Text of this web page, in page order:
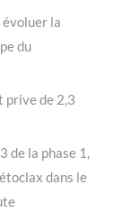
évoluer la
du
prive de 2,3
de la phase 1,
dans le